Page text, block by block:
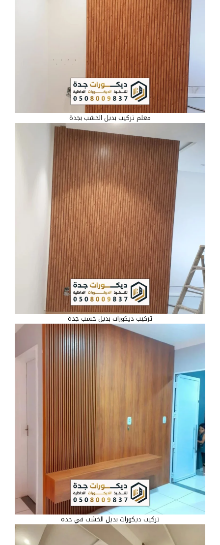
معلم تركيب بديل الخشب بجدة
تركيب ديكورات بديل خشب جدة
تركيب ديكورات بديل الخشب في جده